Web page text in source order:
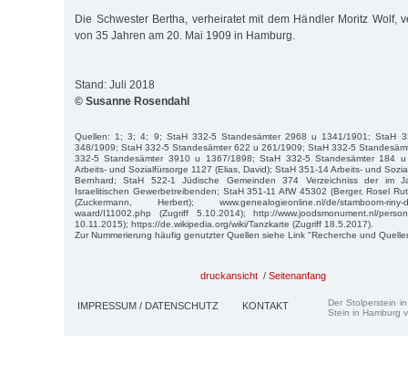
Die Schwester Bertha, verheiratet mit dem Händler Moritz Wolf,
von 35 Jahren am 20. Mai 1909 in Hamburg.
Stand: Juli 2018
© Susanne Rosendahl
Quellen: 1; 3; 4; 9; StaH 332-5 Standesämter 2968 u 1341/1901; StaH
348/1909; StaH 332-5 Standesämter 622 u 261/1909; StaH 332-5
332-5 Standesämter 3910 u 1367/1898; StaH 332-5 Standesämter 184
Arbeits- und Sozialfürsorge 1127 (Elias, David); StaH 351-14 Arbeits- und
Bernhard; StaH 522-1 Jüdische Gemeinden 374 Verzeichniss der im
Israelitischen Gewerbetreibenden; StaH 351-11 AfW 45302 (Berger, Rosel
(Zuckermann, Herbert); www.genealogieonline.nl/de/stamboom-riny-
waard/I11002.php (Zugriff 5.10.2014); http://www.joodsmonument.nl/
10.11.2015); https://de.wikipedia.org/wiki/Tanzkarte (Zugriff 18.5.2017).
Zur Nummerierung häufig genutzter Quellen siehe Link "Recherche und
druckansicht / Seitenanfang
IMPRESSUM / DATENSCHUTZ KONTAKT
Der Stolperstein
Stein in Hamburg